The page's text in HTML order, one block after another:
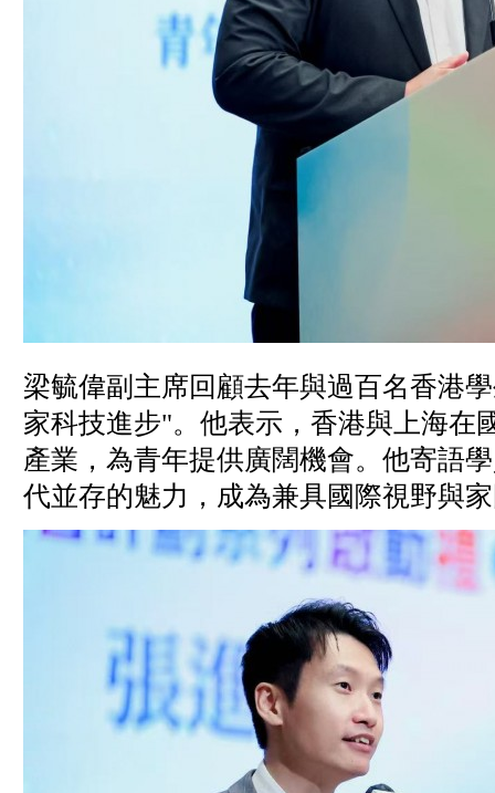
梁毓偉副主席回顧去年與過百名香港
家科技進步"。他表示，香港與上海在
產業，為青年提供廣闊機會。他寄語
代並存的魅力，成為兼具國際視野與